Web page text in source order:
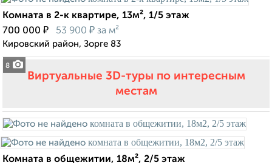
8
Комната в 2-к квартире, 13м², 1/5 этаж
700 000 ₽ 53 900 ₽ за м²
Кировский район, Зорге 83
Виртуальные 3D-туры по интересным
местам
Комната в общежитии, 18м², 2/5 этаж